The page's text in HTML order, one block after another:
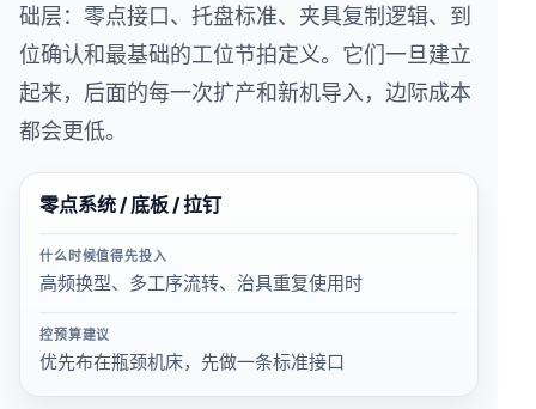
础层：零点接口、托盘标准、夹具复制逻辑、到
位确认和最基础的工位节拍定义。它们一旦建立
起来，后面的每一次扩产和新机导入，边际成本
都会更低。
零点系统 / 底板 / 拉钉
什么时候值得先投入
高频换型、多工序流转、治具重复使用时
控预算建议
优先布在瓶颈机床，先做一条标准接口